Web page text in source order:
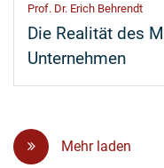
Prof. Dr. Erich Behrendt
Die Realität des
Unternehmen
Mehr laden